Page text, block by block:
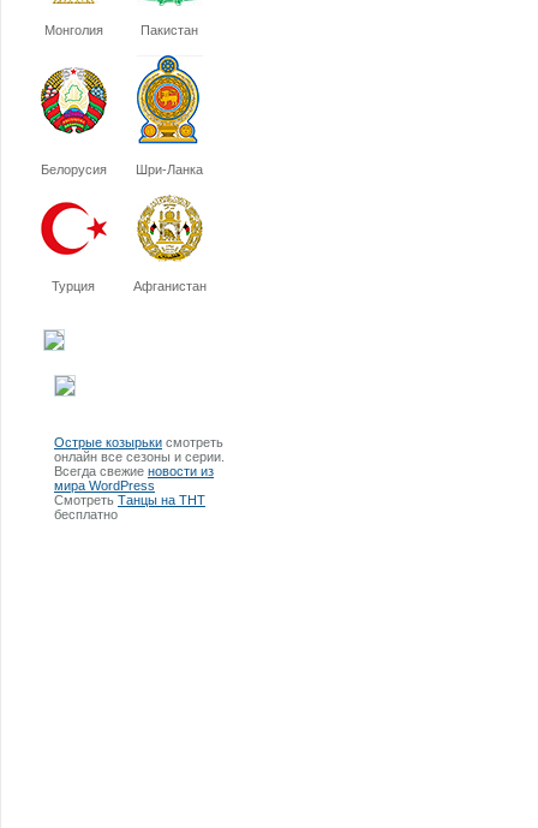
Монголия Пакистан
Белорусия Шри-Ланка
Турция Афганистан
Острые козырьки смотреть
онлайн все сезоны и серии.
Всегда свежие новости из
мира WordPress
Смотреть Танцы на ТНТ
бесплатно